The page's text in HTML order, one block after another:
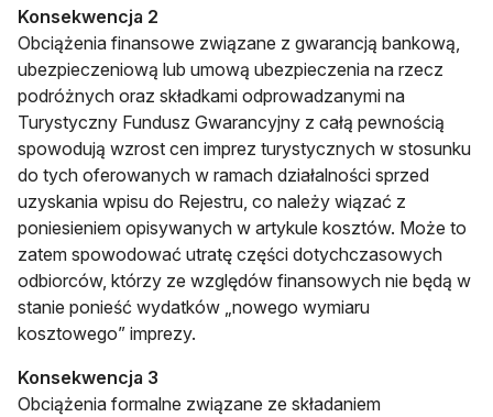
Konsekwencja 2
Obciążenia finansowe związane z gwarancją bankową,
ubezpieczeniową lub umową ubezpieczenia na rzecz
podróżnych oraz składkami odprowadzanymi na
Turystyczny Fundusz Gwarancyjny z całą pewnością
spowodują wzrost cen imprez turystycznych w stosunku
do tych oferowanych w ramach działalności sprzed
uzyskania wpisu do Rejestru, co należy wiązać z
poniesieniem opisywanych w artykule kosztów. Może to
zatem spowodować utratę części dotychczasowych
odbiorców, którzy ze względów finansowych nie będą w
stanie ponieść wydatków „nowego wymiaru
kosztowego” imprezy.
Konsekwencja 3
Obciążenia formalne związane ze składaniem